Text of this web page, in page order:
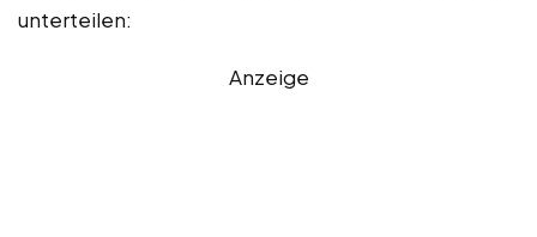
unterteilen:
Anzeige